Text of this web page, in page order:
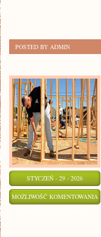
POSTED BY ADMIN
STYCZEŃ - 29 - 2026
MOŻLIWOŚĆ KOMENTOWANIA